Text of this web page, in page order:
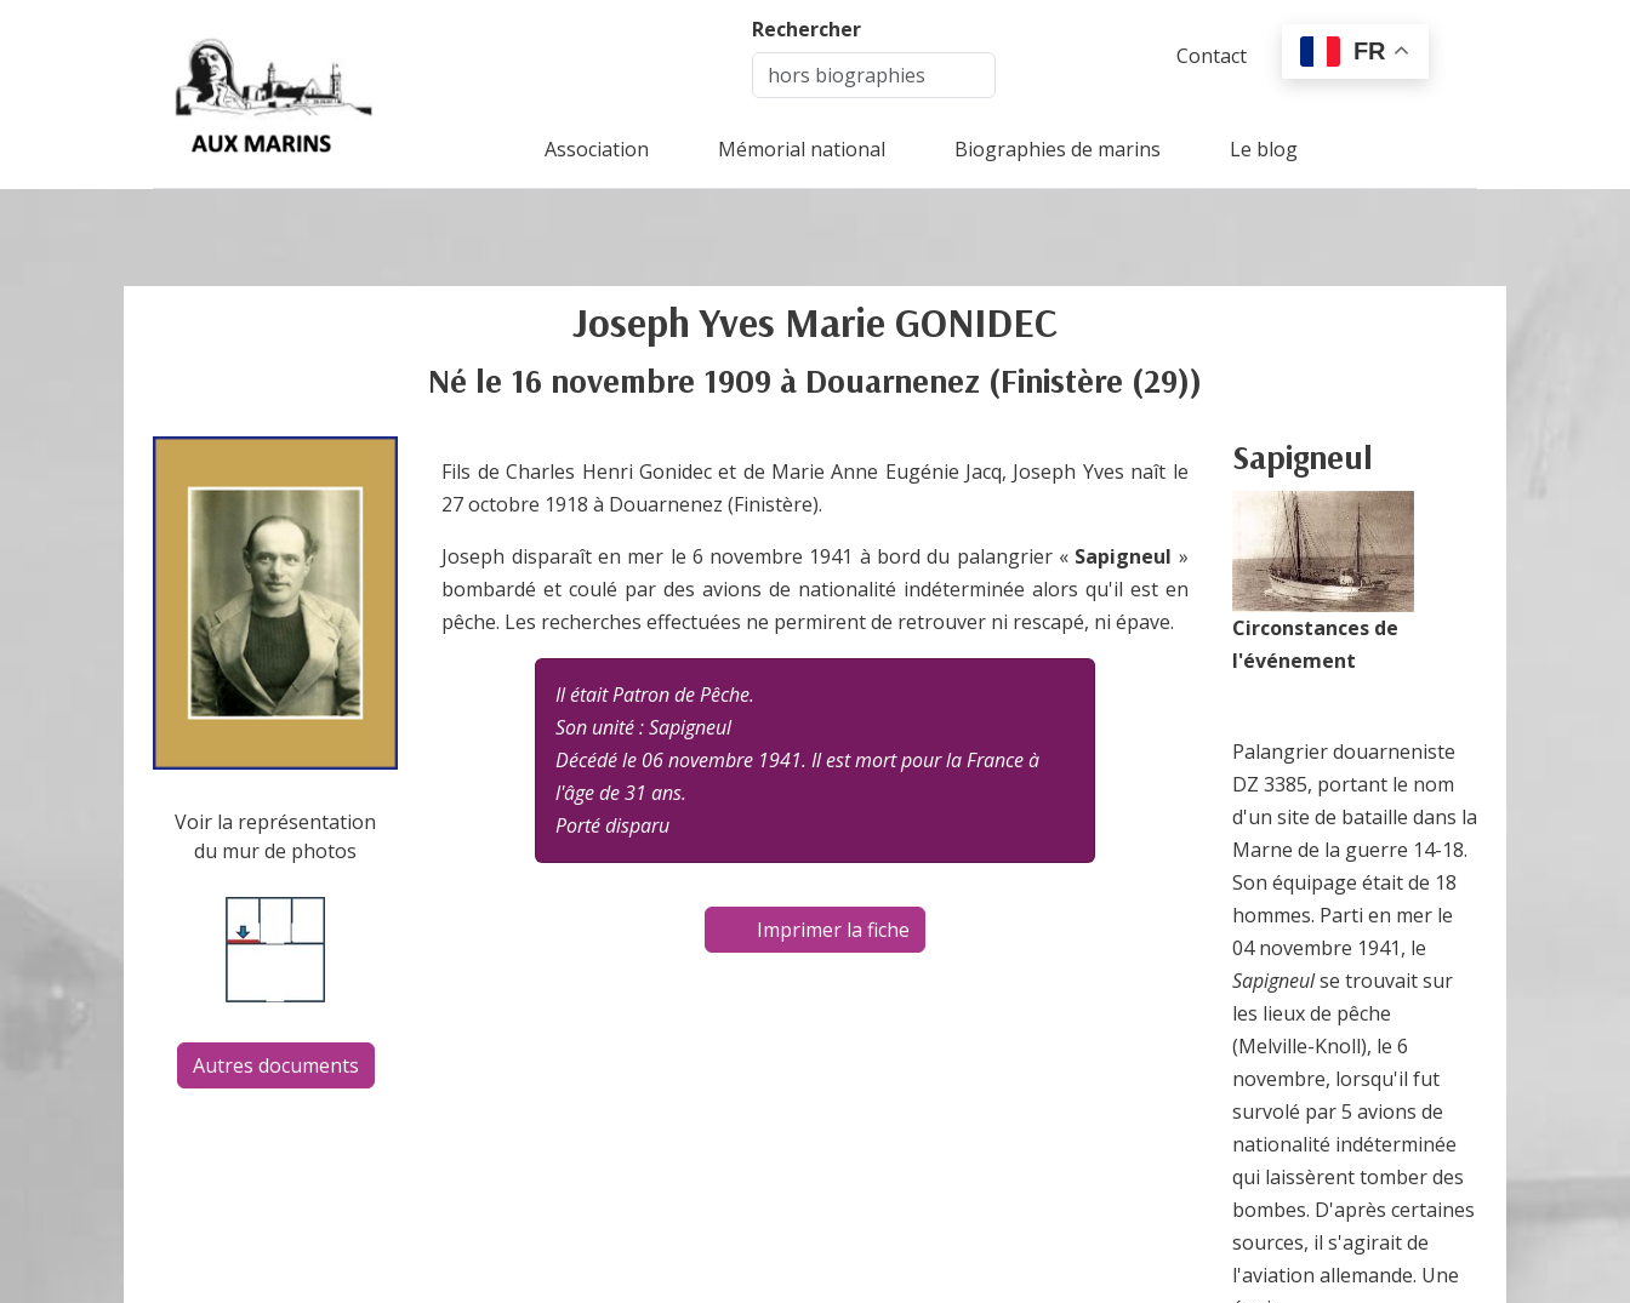
Rechercher
Contact
FR
Association Mémorial national Biographies de marins Le blog
Joseph Yves Marie GONIDEC
Né le 16 novembre 1909 à Douarnenez (Finistère (29))
Voir la représentation
du mur de photos
Autres documents
Sapigneul
Circonstances de
l'événement
Palangrier douarneniste
DZ 3385, portant le nom
d'un site de bataille dans la
Marne de la guerre 14-18.
Son équipage était de 18
hommes. Parti en mer le
04 novembre 1941, le
Sapigneulse trouvait sur
les lieux de pêche
(Melville-Knoll), le 6
novembre, lorsqu'il fut
survolé par 5 avions de
nationalité indéterminée
qui laissèrent tomber des
bombes. D'après certaines
sources, il s'agirait de
l'aviation allemande. Une
Fils de Charles Henri Gonidec et de Marie Anne Eugénie Jacq, Joseph Yves naît le
27 octobre 1918 à Douarnenez (Finistère).
Joseph disparaît en mer le 6 novembre 1941 à bord du palangrier « Sapigneul »
bombardé et coulé par des avions de nationalité indéterminée alors qu'il est en
pêche. Les recherches effectuées ne permirent de retrouver ni rescapé, ni épave.
Il était Patron de Pêche.
Son unité : Sapigneul
Décédé le 06 novembre 1941. Il est mort pour la France à
l'âge de 31 ans.
Porté disparu
Imprimer la fiche